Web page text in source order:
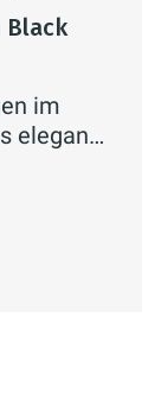
Black
im
elegant.